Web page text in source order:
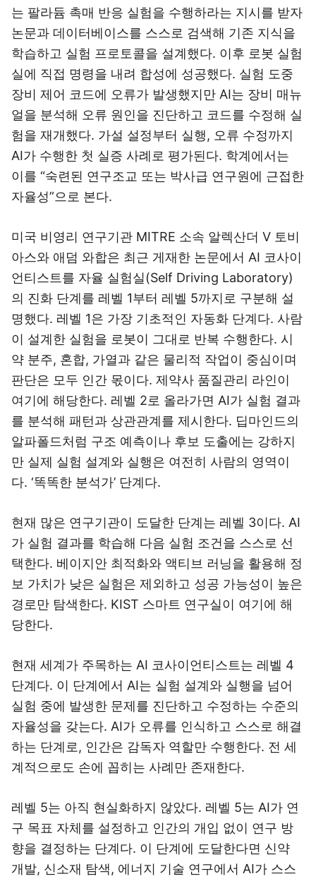
는 팔라듐 촉매 반응 실험을 수행하라는 지시를 받자
논문과 데이터베이스를 스스로 검색해 기존 지식을
학습하고 실험 프로토콜을 설계했다. 이후 로봇 실험
실에 직접 명령을 내려 합성에 성공했다. 실험 도중
장비 제어 코드에 오류가 발생했지만 AI는 장비 매뉴
얼을 분석해 오류 원인을 진단하고 코드를 수정해 실
험을 재개했다. 가설 설정부터 실행, 오류 수정까지
AI가 수행한 첫 실증 사례로 평가된다. 학계에서는
이를 “숙련된 연구조교 또는 박사급 연구원에 근접한
자율성”으로 본다.
미국 비영리 연구기관 MITRE 소속 알렉산더 V 토비
아스와 애덤 와합은 최근 게재한 논문에서 AI 코사이
언티스트를 자율 실험실(Self Driving Laboratory)
의 진화 단계를 레벨 1부터 레벨 5까지로 구분해 설
명했다. 레벨 1은 가장 기초적인 자동화 단계다. 사람
이 설계한 실험을 로봇이 그대로 반복 수행한다. 시
약 분주, 혼합, 가열과 같은 물리적 작업이 중심이며
판단은 모두 인간 몫이다. 제약사 품질관리 라인이
여기에 해당한다. 레벨 2로 올라가면 AI가 실험 결과
를 분석해 패턴과 상관관계를 제시한다. 딥마인드의
알파폴드처럼 구조 예측이나 후보 도출에는 강하지
만 실제 실험 설계와 실행은 여전히 사람의 영역이
다. ‘똑똑한 분석가’ 단계다.
현재 많은 연구기관이 도달한 단계는 레벨 3이다. AI
가 실험 결과를 학습해 다음 실험 조건을 스스로 선
택한다. 베이지안 최적화와 액티브 러닝을 활용해 정
보 가치가 낮은 실험은 제외하고 성공 가능성이 높은
경로만 탐색한다. KIST 스마트 연구실이 여기에 해
당한다.
현재 세계가 주목하는 AI 코사이언티스트는 레벨 4
단계다. 이 단계에서 AI는 실험 설계와 실행을 넘어
실험 중에 발생한 문제를 진단하고 수정하는 수준의
자율성을 갖는다. AI가 오류를 인식하고 스스로 해결
하는 단계로, 인간은 감독자 역할만 수행한다. 전 세
계적으로도 손에 꼽히는 사례만 존재한다.
레벨 5는 아직 현실화하지 않았다. 레벨 5는 AI가 연
구 목표 자체를 설정하고 인간의 개입 없이 연구 방
향을 결정하는 단계다. 이 단계에 도달한다면 신약
개발, 신소재 탐색, 에너지 기술 연구에서 AI가 스스